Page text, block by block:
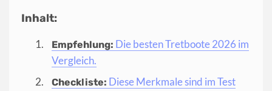
Inhalt:
Empfehlung: Die besten Tretboote 2026 im
Vergleich.
Checkliste: Diese Merkmale sind im Test